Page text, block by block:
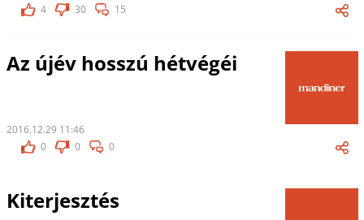
4
30 15
Az újév hosszú hétvégéi
2016.12.29 11:46
0
0 0
Kiterjesztés